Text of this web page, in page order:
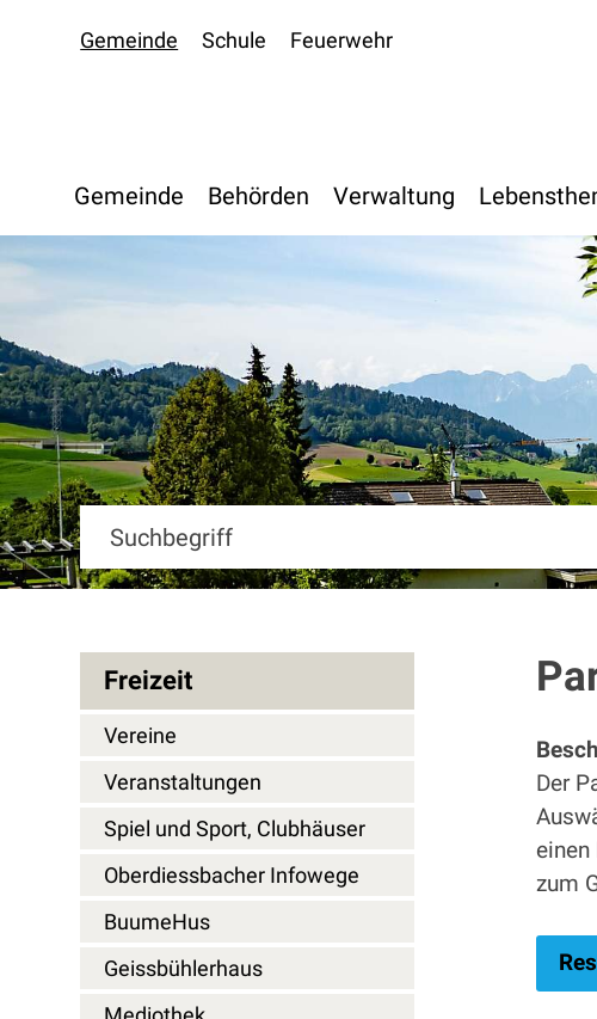
Navigieren in Oberdiessbach
Gemeinde Schule Feuerwehr
Gemeinde Behörden Verwaltung
Suchbegriff
Freizeit
Vereine
Veranstaltungen
Spiel und Sport, Clubhäuser
Oberdiessbacher Infowege
BuumeHus
Geissbühlerhaus
Der
zum